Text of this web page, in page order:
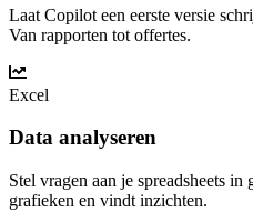
Laat Copilot een eerste versie
Van rapporten tot offertes.
Excel
Data analyseren
Stel vragen aan je spreadsheets
grafieken en vindt inzichten.